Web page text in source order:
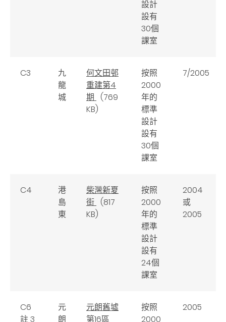
設計
設有
30個
課室
C3
九
龍
城
何文田邨
重建第4
期 (769
KB)
按照
2000
年的
標準
設計
設有
30個
課室
7/2005
C4
港
島
東
柴灣新夏
街 (817
KB)
按照
2000
年的
標準
設計
設有
24個
課室
2004
或
2005
C6
註 3
元
朗
元朗舊墟
第16區
按照
2000
2005